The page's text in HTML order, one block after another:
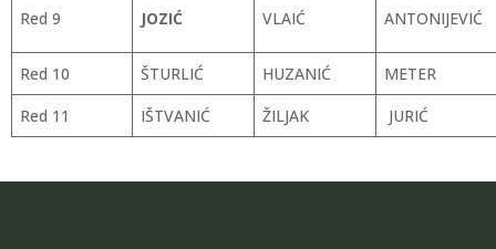
Red 9 JOZIĆ VLAIĆ ANTONIJEVIĆ
Red 10 ŠTURLIĆ HUZANIĆ
METER
Red 11
IŠTVANIĆ ŽILJAK JURIĆ